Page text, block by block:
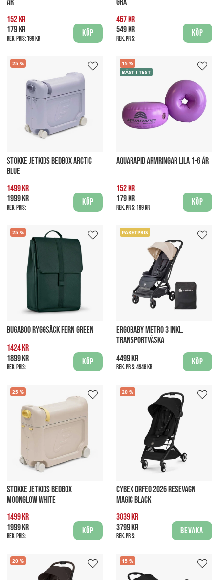
ÅR
152 kr
179 kr
Rek. pris:199 kr
Köp
GRÅ
467 kr
549 kr
Rek. pris:
Köp
25
STOKKE JETKIDS BEDBOX ARCTIC
BLUE
1499 kr
1999 kr
Rek. pris:
Köp
15
BÄST I TEST
AQUARAPID ARMRINGAR LILA 1-6 ÅR
152 kr
179 kr
Rek. pris:199 kr
Köp
25
BUGABOO RYGGSÄCK FERN GREEN
1424 kr
1899 kr
Rek. pris:
Köp
PAKETPRIS
ERGOBABY METRO 3 INKL.
TRANSPORTVÄSKA
4499 kr
Rek. pris:4948 kr
Köp
25
STOKKE JETKIDS BEDBOX
MOONGLOW WHITE
1499 kr
1999 kr
Rek. pris:
Köp
20
CYBEX ORFEO 2026 RESEVAGN
MAGIC BLACK
3039 kr
3799 kr
Rek. pris:
Bevaka
20 15